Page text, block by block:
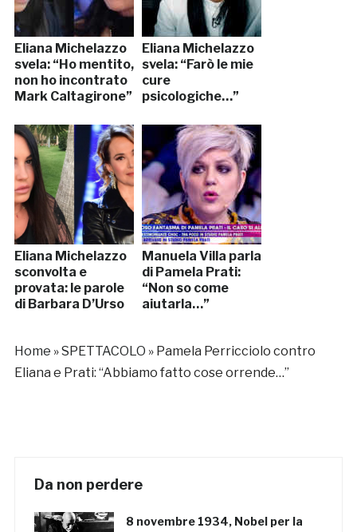
Eliana Michelazzo
svela: “Ho mentito,
non ho incontrato
Mark Caltagirone”
Eliana Michelazzo
svela: “Farò le mie
cure
psicologiche…”
Eliana Michelazzo
sconvolta e
provata: le parole
di Barbara D’Urso
Manuela Villa parla
di Pamela Prati:
“Non so come
aiutarla…”
Home »SPETTACOLO » Pamela Perricciolo contro
Eliana e Prati: “Abbiamo fatto cose orrende…”
Da non perdere
8 novembre 1934, Nobel per la